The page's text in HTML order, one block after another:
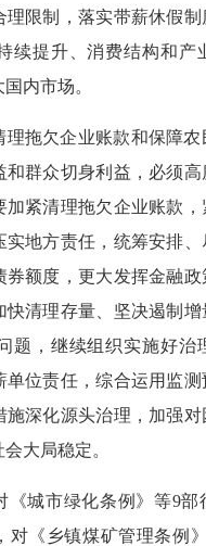
理限制，落实带薪休假
续提升、消费结构和产
内市场。
理拖欠企业账款和保障
和群众切身利益，必须
加紧清理拖欠企业账款，
实地方责任，统筹安排
券额度，更大发挥金融政
快清理存量、坚决遏制
题，继续组织实施好治
单位责任，综合运用监
施深化源头治理，加强对
大局稳定。
《城市绿化条例》等9部
对《乡镇煤矿管理条例